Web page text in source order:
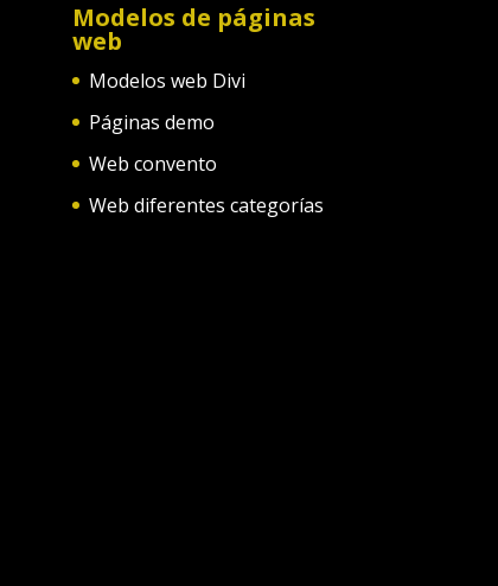
Modelos de páginas
web
Modelos web Divi
Páginas demo
Web convento
Web diferentes categorías